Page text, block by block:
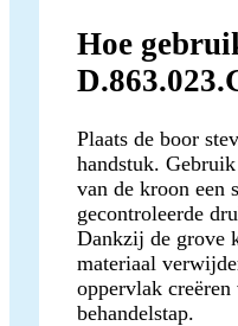
Hoe
Plaats de boor
handstuk.
van de kroon een
gecontroleerde
Dankzij de grove
materiaal
oppervlak
behandelstap.